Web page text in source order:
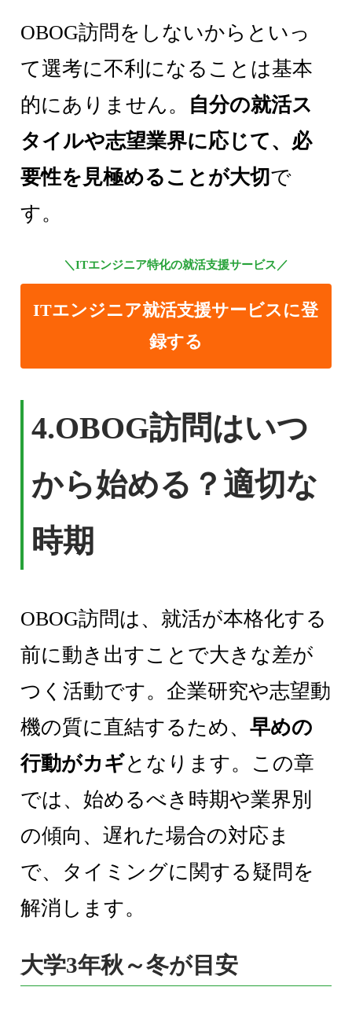
OBOG訪問をしないからといっ
て選考に不利になることは基本
的にありません。 自分の就活ス
タイルや志望業界に応じて、必
要性を見極めることが大切で
す。
＼ITエンジニア特化の就活支援サービス／
ITエンジニア就活支援サービスに登
録する
4.OBOG訪問はいつ
から始める？適切な
時期
OBOG訪問は、就活が本格化する
前に動き出すことで大きな差が
つく活動です。企業研究や志望動
機の質に直結するため、早めの
行動がカギとなります。この章
では、始めるべき時期や業界別
の傾向、遅れた場合の対応ま
で、タイミングに関する疑問を
解消します。
大学3年秋～冬が目安